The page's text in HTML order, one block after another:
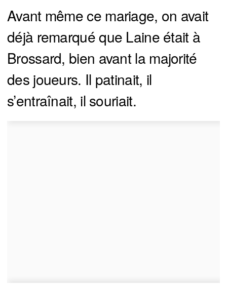
Avant même ce mariage, on avait
déjà remarqué que Laine était à
Brossard, bien avant la majorité
des joueurs. Il patinait, il
s’entraînait, il souriait.